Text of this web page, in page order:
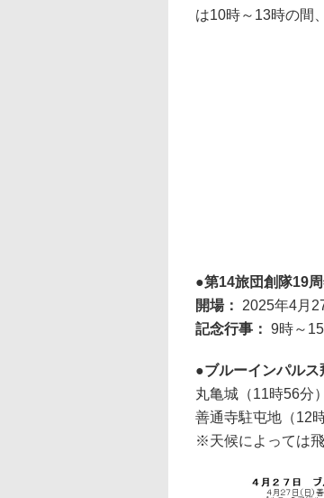
は10時～13時の間
第14旅団創隊19
開場： 2025年4月
記念行事： 9時～
ブルーインパルス
丸亀城（11時56分
善通寺駐屯地（12
※天候によっては